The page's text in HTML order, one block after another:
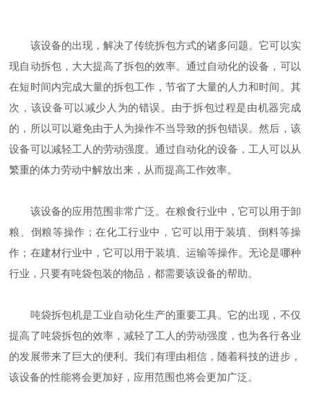
该设备的出现，解决了传统拆包方式的诸多问题。它可以实
现自动拆包，大大提高了拆包的效率。通过自动化的设备，可以
在短时间内完成大量的拆包工作，节省了大量的人力和时间。其
次，该设备可以减少人为的错误。由于拆包过程是由机器完成
的，所以可以避免由于人为操作不当导致的拆包错误。然后，该
设备可以减轻工人的劳动强度。通过自动化的设备，工人可以从
繁重的体力劳动中解放出来，从而提高工作效率。
该设备的应用范围非常广泛。在粮食行业中，它可以用于卸
粮、倒粮等操作；在化工行业中，它可以用于装填、倒料等操
作；在建材行业中，它可以用于装填、运输等操作。无论是哪种
行业，只要有吨袋包装的物品，都需要该设备的帮助。
吨袋拆包机是工业自动化生产的重要工具。它的出现，不仅
提高了吨袋拆包的效率，减轻了工人的劳动强度，也为各行各业
的发展带来了巨大的便利。我们有理由相信，随着科技的进步，
该设备的性能将会更加好，应用范围也将会更加广泛。